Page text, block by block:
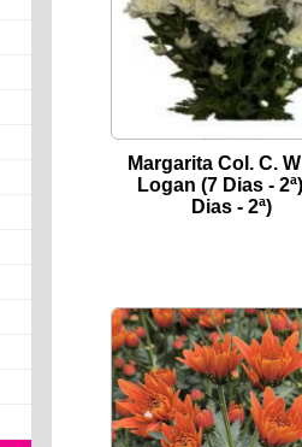
Margarita Col. C.
Logan (7 Dias -
Dias - 2ª)